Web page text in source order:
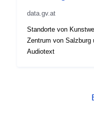
data.gv.at
Standorte von
Zentrum von Salzburg
Audiotext